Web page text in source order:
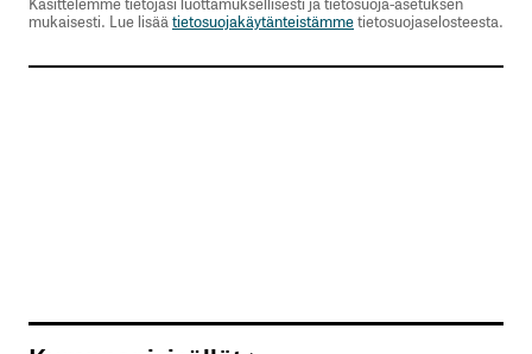
mukaisesti. Lue lisää tietosuojakäytänteistämmetietosuojaselosteesta.